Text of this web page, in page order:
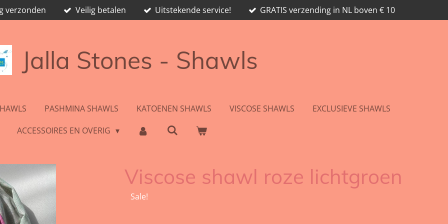
verzonden Veilig betalen Uitstekende service! GRATIS verzending in NL boven € 10
Jalla Stones - Shawls
PASHMINA SHAWLS KATOENEN SHAWLS VISCOSE SHAWLS
EXCLUSIEVE SHAWLS
ACCESSOIRES EN OVERIG
Viscose shawl roze lichtgroen
Sale!